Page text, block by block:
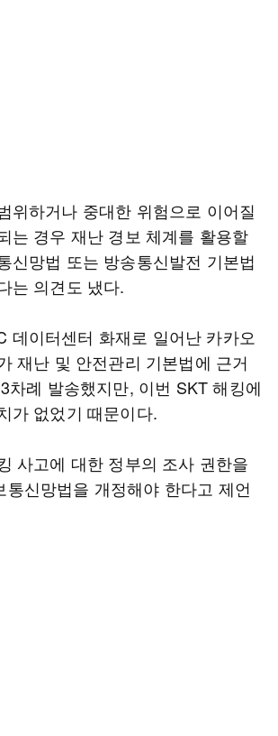
위하거나 중대한 위험으로 이어질
는 경우 재난 경보 체계를 활용할
신망법 또는 방송통신발전 기본법
는 의견도 냈다.
데이터센터 화재로 일어난 카카오
재난 및 안전관리 기본법에 근거
차례 발송했지만, 이번 SKT 해킹에
가 없었기 때문이다.
사고에 대한 정부의 조사 권한을
통신망법을 개정해야 한다고 제언